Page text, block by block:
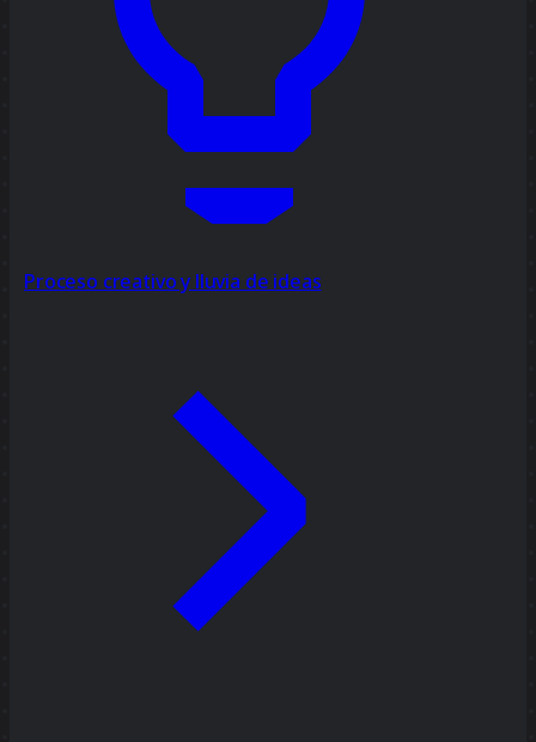
Proceso creativo y lluvia de ideas